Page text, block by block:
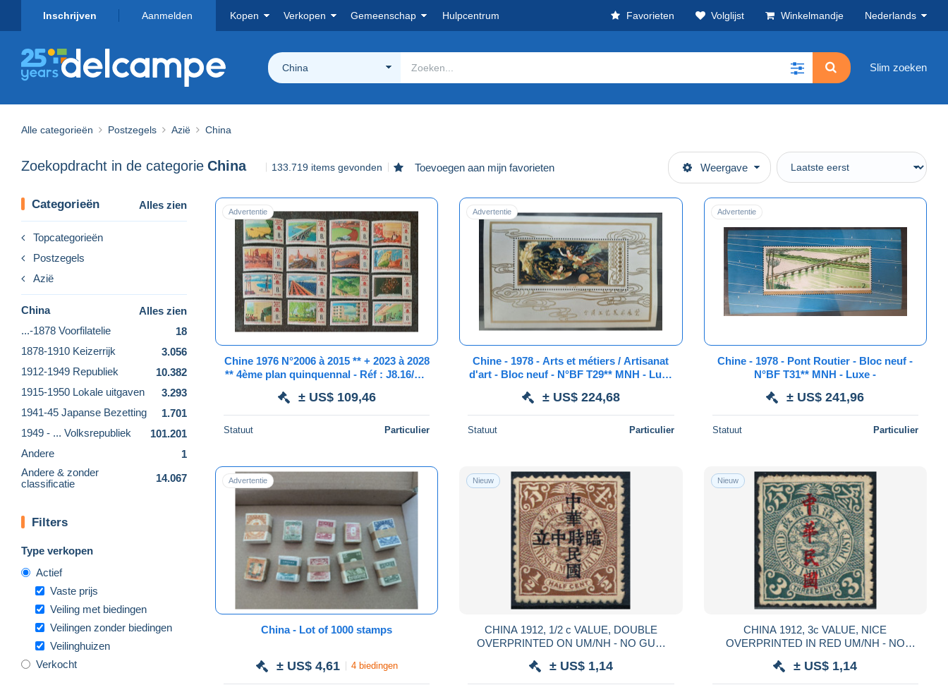
Inschrijven Aanmelden Kopen Verkopen Gemeenschap Hulpcentrum Favorieten Volglijst Winkelmandje Nederlands
China Slim zoeken
Alle categorieën Postzegels Azië China
Zoekopdracht in de categorie China 133.719 items gevonden Toevoegen aan mijn favorieten Weergave
Categorieën Alles zien
Topcategorieën
Postzegels
Azië
China
Alles zien
...-1878 Voorfilatelie
18
1878-1910 Keizerrijk
3.056
1912-1949 Republiek
10.382
1915-1950 Lokale uitgaven
3.293
1941-45 Japanse Bezetting
1.701
1949 - ... Volksrepubliek
101.201
Andere
1
Andere & zonder
classificatie
14.067
Filters
Type verkopen
Actief
Vaste prijs
Veiling met biedingen
Veilingen zonder biedingen
Veilinghuizen
Verkocht
Advertentie
Chine 1976 N°2006 à 2015 ** + 2023 à 2028
** 4ème plan quinquennal - Réf : J8.16/1 à
± US$ 109,46
Statuut Particulier
Advertentie
Chine - 1978 - Arts et métiers / Artisanat
d'art - Bloc neuf - N°BF T29** MNH - Luxe
± US$ 224,68
Statuut Particulier
Advertentie
Chine - 1978 - Pont Routier - Bloc neuf -
N°BF T31** MNH - Luxe -
± US$ 241,96
Statuut Particulier
Advertentie
China - Lot of 1000 stamps
± US$ 4,61 4 biedingen
Nieuw
CHINA 1912, 1/2 c VALUE, DOUBLE
OVERPRINTED ON UM/NH - NO GUM
± US$ 1,14
Nieuw
CHINA 1912, 3c VALUE, NICE
OVERPRINTED IN RED UM/NH - NO
± US$ 1,14